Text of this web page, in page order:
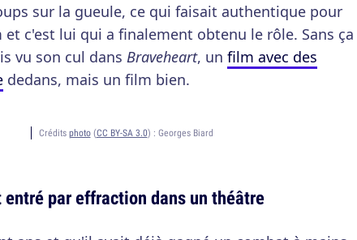
sur la gueule, ce qui faisait authentique pour
c'est lui qui a finalement obtenu le rôle. Sans ça
vu son cul dans Braveheart, un film avec des
dedans, mais un film bien.
Crédits photo(CC BY-SA 3.0) : Georges Biard
par effraction dans un théâtre